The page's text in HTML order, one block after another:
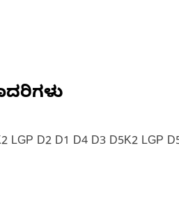
LGP D2 D1 D4 D3 D5K2 LGP